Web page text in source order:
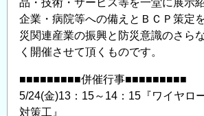
の
ご
案
内
の
品・技術・サービス等を一堂に展示
企業・病院等への備えとＢＣＰ策定
災関連産業の振興と防災意識のさら
く開催させて頂くものです。
■■■■■■■■■併催行事■■■■■■■■■
5/24(金)13：15～14：15『ワイヤロ
対策工』